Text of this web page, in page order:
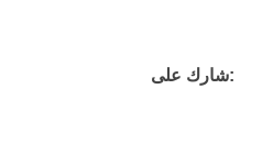
شارك على: